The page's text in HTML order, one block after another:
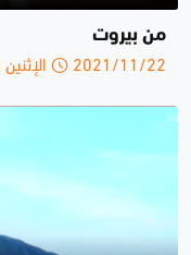
من بيروت
2021/11/22 الإثنين 10:30 ص